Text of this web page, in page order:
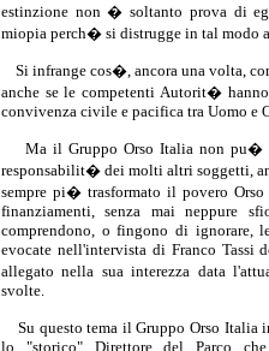
estinzione non � soltanto prova di
miopia perch� si distrugge in tal modo
Si infrange cos�, ancora una volta,
anche se le competenti Autorit�
convivenza civile e pacifica tra Uomo e
Ma il Gruppo Orso Italia non pu�
responsabilit� dei molti altri soggetti,
sempre pi� trasformato il povero
finanziamenti, senza mai neppure
comprendono, o fingono di ignorare,
evocate nell'intervista di Franco Tassi
allegato nella sua interezza data
svolte.
Su questo tema il Gruppo Orso Italia
lo "storico" Direttore del Parco